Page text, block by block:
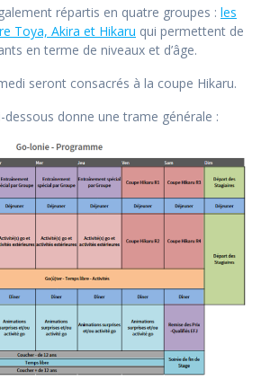
répartis en quatre groupes : les
Toya, Akira et Hikaru qui permettent de
en terme de niveaux et d’âge.
seront consacrés à la coupe Hikaru.
donne une trame générale :